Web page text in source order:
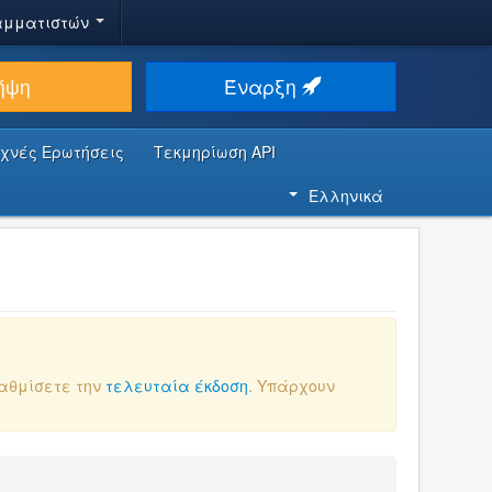
Έναρξη
Ερωτήσεις
Τεκμηρίωση API
Ελληνικά
την τελευταία έκδοση. Υπάρχουν